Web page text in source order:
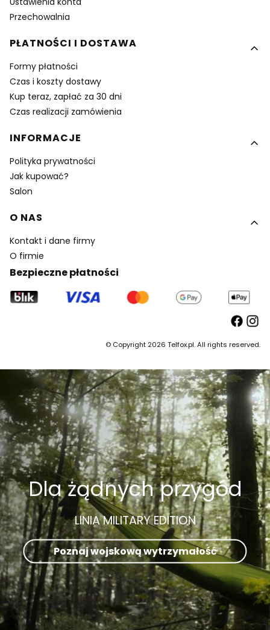
Przechowalnia
PŁATNOŚCI I DOSTAWA
Formy płatności
Czas i koszty dostawy
Kup teraz, zapłać za 30 dni
Czas realizacji zamówienia
INFORMACJE
Polityka prywatności
Jak kupować?
Salon
O NAS
Kontakt i dane firmy
O firmie
Bezpieczne płatności
© Copyright 2026 Telfox.pl. All rights reserved.
Dla żądnych przygód
LINIA MILITARY EDITION
Poznaj wojskową wytrzymałość